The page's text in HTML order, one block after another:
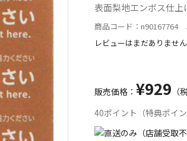
表面梨地エンボス仕上
商品コード：n90167764
レビューはまだありません
販売価格： ¥929 （
40ポイント（特典ポイン